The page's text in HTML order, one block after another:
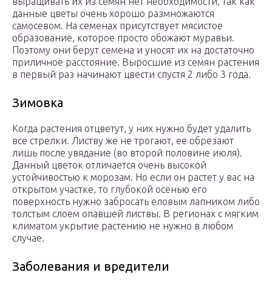
данные цветы очень хорошо размножаются
самосевом. На семенах присутствует мясистое
образование, которое просто обожают муравьи.
Поэтому они берут семена и уносят их на достаточно
приличное расстояние. Выросшие из семян растения
в первый раз начинают цвести спустя 2 либо 3 года.
Зимовка
Когда растения отцветут, у них нужно будет удалить
все стрелки. Листву же не трогают, ее обрезают
лишь после увядание (во второй половине июля).
Данный цветок отличается очень высокой
устойчивостью к морозам. Но если он растет у вас на
открытом участке, то глубокой осенью его
поверхность нужно забросать еловым лапником либо
толстым слоем опавшей листвы. В регионах с мягким
климатом укрытие растению не нужно в любом
случае.
Заболевания и вредители